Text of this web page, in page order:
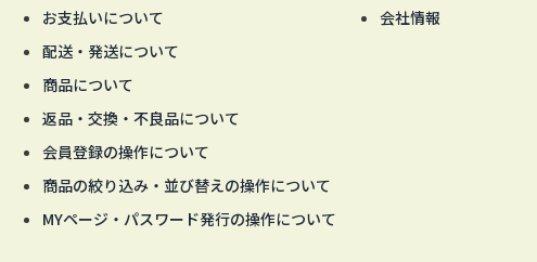
お支払いについて
配送・発送について
商品について
返品・交換・不良品について
会員登録の操作について
商品の絞り込み・並び替えの操作について
MYページ・パスワード発行の操作について
会社情報